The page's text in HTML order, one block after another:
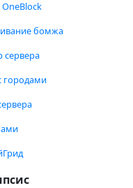
бомжа
сервера
городами